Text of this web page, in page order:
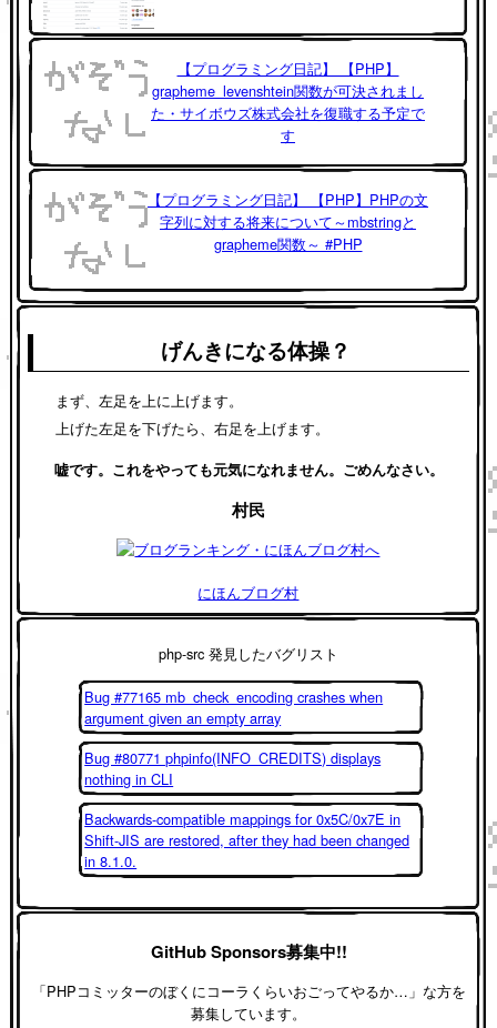
【プログラミング日記】 【PHP】
grapheme_levenshtein関数が可決されまし
た・サイボウズ株式会社を復職する予定で
す
【プログラミング日記】 【PHP】PHPの文
字列に対する将来について～mbstringと
grapheme関数～ #PHP
げんきになる体操？
まず、左足を上に上げます。
上げた左足を下げたら、右足を上げます。
嘘です。これをやっても元気になれません。ごめんなさい。
村民
にほんブログ村
php-src 発見したバグリスト
Bug #77165 mb_check_encoding crashes when
argument given an empty array
Bug #80771 phpinfo(INFO_CREDITS) displays
nothing in CLI
Backwards-compatible mappings for 0x5C/0x7E in
Shift-JIS are restored, after they had been changed
in 8.1.0.
GitHub Sponsors募集中!!
「PHPコミッターのぼくにコーラくらいおごってやるか…」な方を
募集しています。